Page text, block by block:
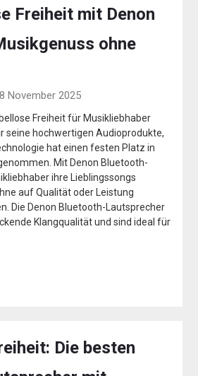
Freiheit mit Denon
ohne
November 2025
Freiheit für Musikliebhaber
seine hochwertigen Audioprodukte,
hat einen festen Platz in
Mit Denon Bluetooth-
ihre Lieblingssongs
auf Qualität oder Leistung
Die Denon Bluetooth-Lautsprecher
Klangqualität und sind ideal für
Die besten